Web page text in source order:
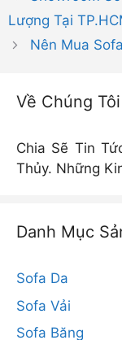
Lượng Tại
Nên Mua
Về Chúng Tôi
Chia Sẽ Tin
Thủy. Những
Danh Mục
Sofa Da
Sofa Vải
Sofa Băng